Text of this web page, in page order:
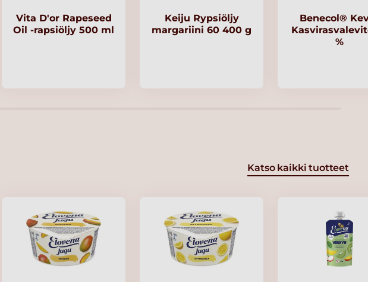
Vita D'or Rapeseed
Oil -rapsiöljy 500 ml
Keiju Rypsiöljy
margariini 60 400 g
Benecol®
%
Katso kaikki tuotteet